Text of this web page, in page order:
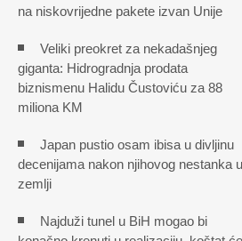
na niskovrijedne pakete izvan Unije
Veliki preokret za nekadašnjeg
giganta: Hidrogradnja prodata
biznismenu Halidu Čustoviću za 88
miliona KM
Japan pustio osam ibisa u divljinu
decenijama nakon njihovog nestanka u
zemlji
Najduži tunel u BiH mogao bi